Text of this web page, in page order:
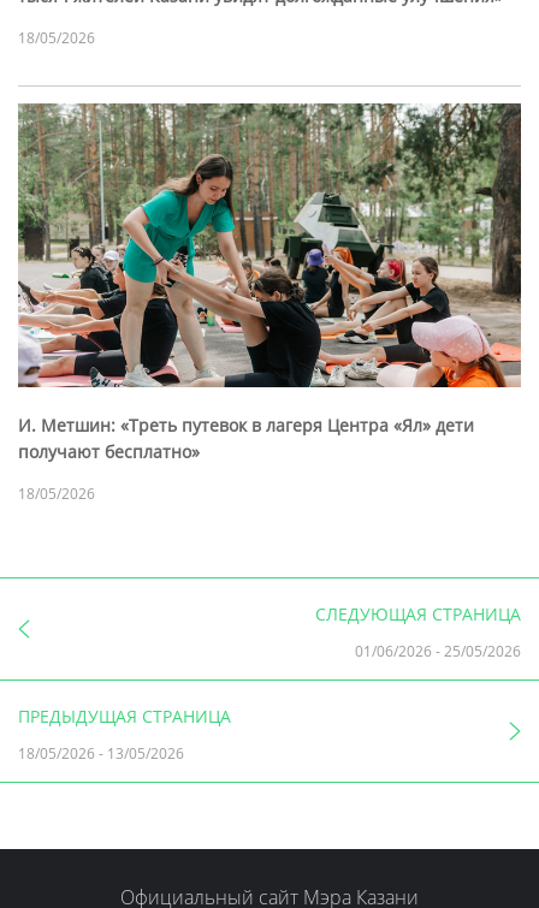
18/05/2026
И. Метшин: «Треть путевок в лагеря Центра «Ял» дети
получают бесплатно»
18/05/2026
СЛЕДУЮЩАЯ СТРАНИЦА
01/06/2026 -25/05/2026
ПРЕДЫДУЩАЯ СТРАНИЦА
18/05/2026 - 13/05/2026
Официальный сайт Мэра Казани